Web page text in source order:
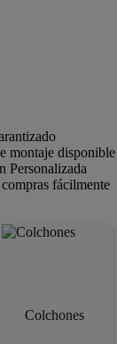
montaje disponible
Personalizada
fácilmente
Colchones